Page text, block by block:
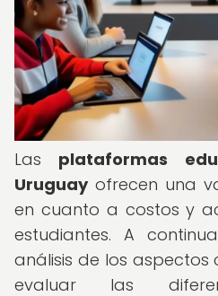
Las plataformas
Uruguayofrecen una
en cuanto a costos y
estudiantes. A
análisis de los
evaluar las